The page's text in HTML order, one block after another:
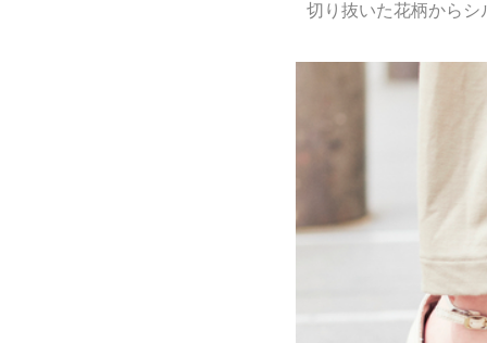
切り抜いた花柄から